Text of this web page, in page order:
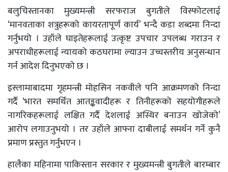
बलुचिस्तानका मुख्यमन्त्री सरफराज बुगतीले विस्फोटलाई
‘मानवताका शत्रुहरूको कायरतापूर्ण कार्य’ भन्दै कडा शब्दमा निन्दा
गर्नुभयो । उहाँले घाइतेहरूलाई उत्कृष्ट उपचार उपलब्ध गराउन र
अपराधीहरूलाई न्यायको कठघरामा ल्याउन उच्चस्तरीय अनुसन्धान
गर्न आदेश दिनुभएको छ ।
इस्लामाबादमा गृहमन्त्री मोहसिन नकवीले पनि आक्रमणको निन्दा
गर्दै ‘भारत समर्थित आतङ्कवादीहरू र तिनीहरूको सहयोगीहरूले
नागरिकहरूलाई लक्षित गर्दै देशलाई अस्थिर बनाउन खोजेको’
आरोप लगाउनुभयो । तर उहाँले आफ्ना दाबीलाई समर्थन गर्ने कुनै
प्रमाण प्रस्तुत गर्नुभएन ।
हालैका महिनामा पाकिस्तान सरकार र मुख्यमन्त्री बुगतीले बारम्बार